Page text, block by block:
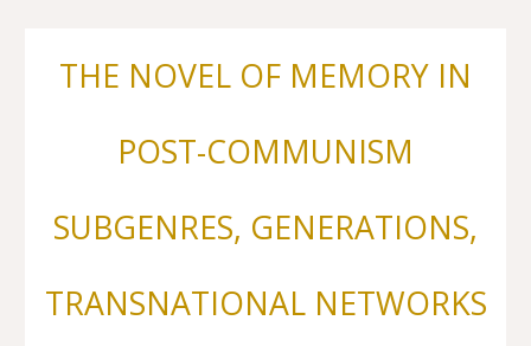
THE NOVEL OF MEMORY IN
POST-COMMUNISM
SUBGENRES, GENERATIONS,
TRANSNATIONAL NETWORKS